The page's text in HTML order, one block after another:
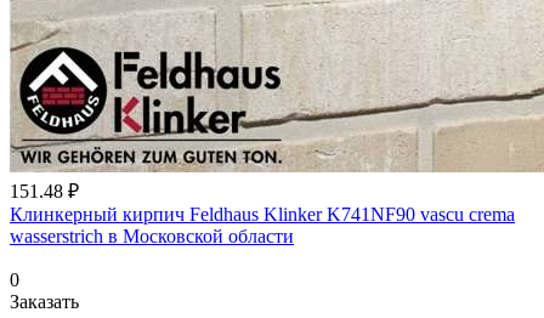
151.48 ₽
Клинкерный кирпич Feldhaus Klinker K741NF90 vascu crema
wasserstrich в Московской области
0
Заказать